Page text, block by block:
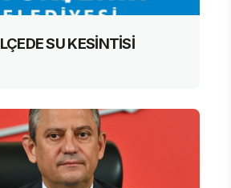
SU KESİNTİSİ